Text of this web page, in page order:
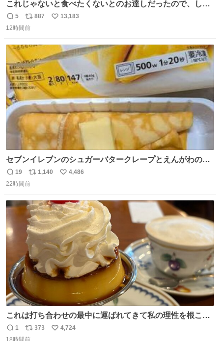
これじゃないと食べたくないとのお達しだったので、しっ
ぽ置き場係になっている
返
信
5
リ
ポ
ト
数
887
い
数
13,183
12時間前
セブンイレブンのシュガーバタークレープとえんがわの寿
司を探している人へ！ シュガーバタークレープは目黒、品
川、蒲田、渋谷、川崎、横浜、鶴見、九州の一部エリア限
ころ少ないですが見つけたら即買いです🤩❣️
返
信
19
リ
ポ
ト
数
1,140
い
数
4,486
22時間前
これは打ち合わせの最中に運ばれてきて私の理性を根こそ
ぎ奪い去ったプリンの写真です。
返
1
リ
373
い
4,724
18時間前